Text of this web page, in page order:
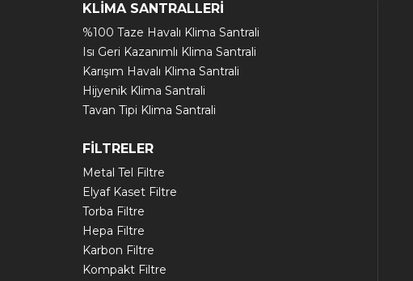
KLİMA SANTRALLERİ
%100 Taze Havalı Klima Santrali
Isı Geri Kazanımlı Klima Santrali
Karışım Havalı Klima Santrali
Hijyenik Klima Santrali
Tavan Tipi Klima Santrali
FİLTRELER
Metal Tel Filtre
Elyaf Kaset Filtre
Torba Filtre
Hepa Filtre
Karbon Filtre
Kompakt Filtre